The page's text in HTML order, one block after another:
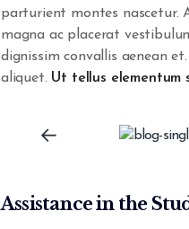
parturient montes nascetur.
magna ac placerat
dignissim convallis aenean
aliquet. Ut tellus
Assistance in the